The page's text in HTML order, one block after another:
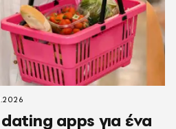
apps για ένα